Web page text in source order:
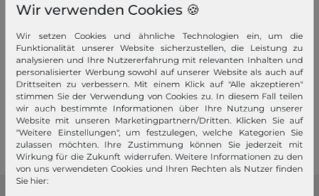
Ihre Vorteile
Premiumversand, Große Auswahl, faire Preise, Freundlicher &
schneller Service
Mehr dazu!
Wir verwenden Cookies 🍪
Wir setzen Cookies und ähnliche Technologien ein, um die
Funktionalität unserer Website sicherzustellen, die Leistung zu
analysieren und Ihre Nutzererfahrung mit relevanten Inhalten und
personalisierter Werbung sowohl auf unserer Website als auch auf
Drittseiten zu verbessern. Mit einem Klick auf "Alle akzeptieren"
stimmen Sie der Verwendung von Cookies zu. In diesem Fall teilen
wir auch bestimmte Informationen über Ihre Nutzung unserer
Website mit unseren Marketingpartnern/Dritten. Klicken Sie auf
"Weitere Einstellungen", um festzulegen, welche Kategorien Sie
zulassen möchten. Ihre Zustimmung können Sie jederzeit mit
Wirkung für die Zukunft widerrufen. Weitere Informationen zu den
von uns verwendeten Cookies und Ihren Rechten als Nutzer finden
Sie hier: